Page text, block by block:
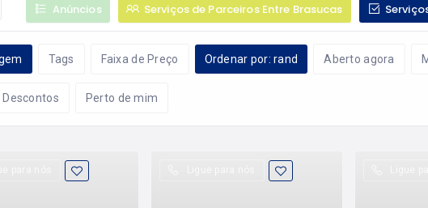
Anúncios Serviços de Parceiros Entre Brasucas
Tags Faixa de Preço Ordenar por: rand Aberto agora
Descontos Perto de mim